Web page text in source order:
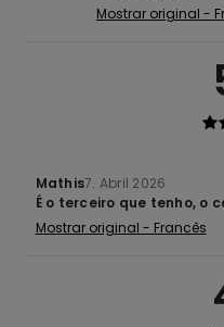
Mostrar original -
Mathis7. Abril 2026
É o terceiro que tenho, o
Mostrar original - Francês